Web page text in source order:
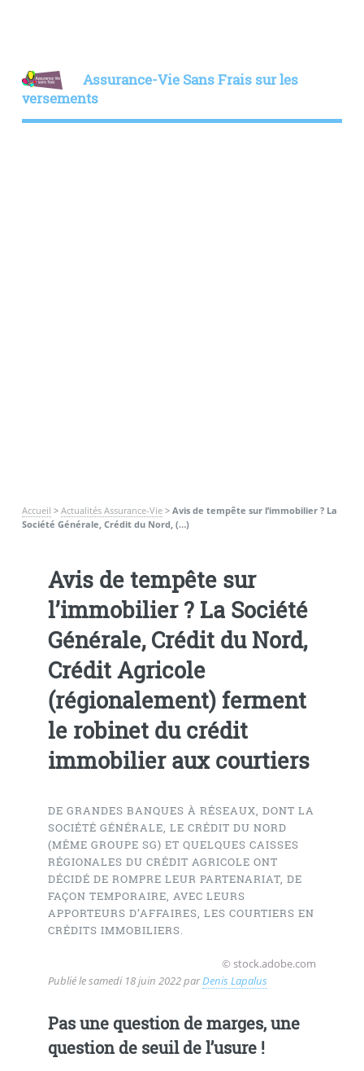
Assurance-Vie Sans Frais sur les
versements
Accueil > Actualités Assurance-Vie> Avis de tempête sur l’immobilier ? La
Société Générale, Crédit du Nord, (…)
Avis de tempête sur
l’immobilier ? La Société
Générale, Crédit du Nord,
Crédit Agricole
(régionalement) ferment
le robinet du crédit
immobilier aux courtiers
DE GRANDES BANQUES À RÉSEAUX, DONT LA
SOCIÉTÉ GÉNÉRALE, LE CRÉDIT DU NORD
(MÊME GROUPE SG) ET QUELQUES CAISSES
RÉGIONALES DU CRÉDIT AGRICOLE ONT
DÉCIDÉ DE ROMPRE LEUR PARTENARIAT, DE
FAÇON TEMPORAIRE, AVEC LEURS
APPORTEURS D’AFFAIRES, LES COURTIERS EN
CRÉDITS IMMOBILIERS.
© stock.adobe.com
Publié lesamedi 18 juin 2022parDenis Lapalus
Pas une question de marges, une
question de seuil de l’usure !